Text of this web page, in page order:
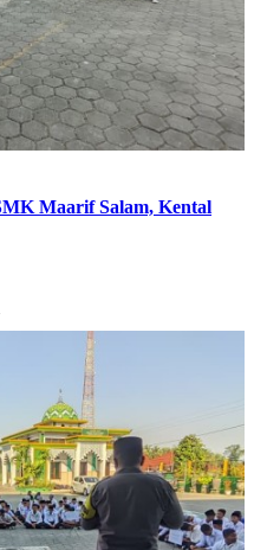
Maarif Salam, Kental